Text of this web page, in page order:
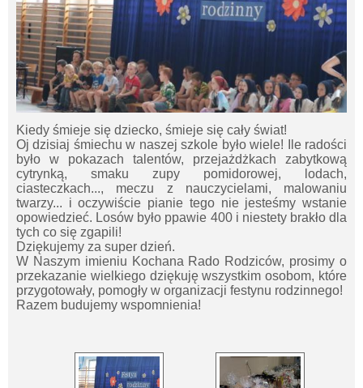
Kiedy śmieje się dziecko, śmieje się cały świat!
Oj dzisiaj śmiechu w naszej szkole było wiele! Ile radości
było w pokazach talentów, przejażdżkach zabytkową
cytrynką, smaku zupy pomidorowej, lodach,
ciasteczkach..., meczu z nauczycielami, malowaniu
twarzy... i oczywiście pianie tego nie jesteśmy wstanie
opowiedzieć. Losów było ppawie 400 i niestety brakło dla
tych co się zgapili!
Dziękujemy za super dzień.
W Naszym imieniu Kochana Rado Rodziców, prosimy o
przekazanie wielkiego dziękuję wszystkim osobom, które
przygotowały, pomogły w organizacji festynu rodzinnego!
Razem budujemy wspomnienia!